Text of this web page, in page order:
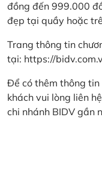
đồng đến 999.000
đẹp tại quầy hoặc
Trang thông tin
tại: https://
Để có thêm thông
khách vui lòng liên
chi nhánh BIDV gần